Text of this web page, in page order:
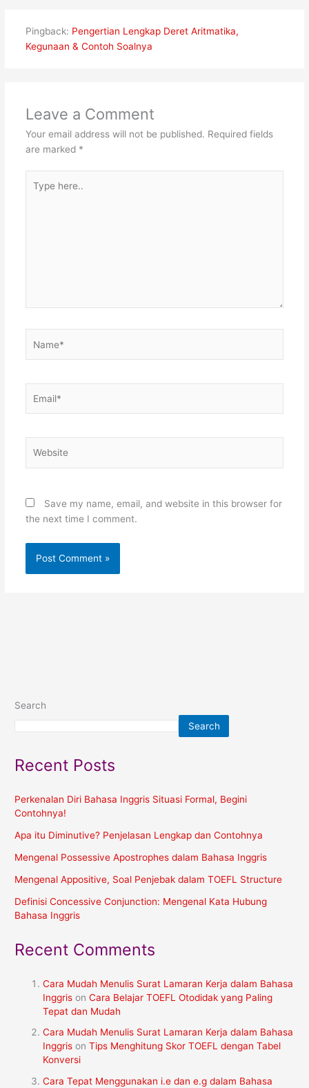
Pingback: Pengertian Lengkap Deret Aritmatika,
Kegunaan & Contoh Soalnya
Leave a Comment
Your email address will not be published. Required fields
are marked *
here..
Save my name, email, and website in this browser for
the next time I comment.
Search
Search
Recent Posts
Perkenalan Diri Bahasa Inggris Situasi Formal, Begini
Contohnya!
Apa itu Diminutive? Penjelasan Lengkap dan Contohnya
Mengenal Possessive Apostrophes dalam Bahasa Inggris
Mengenal Appositive, Soal Penjebak dalam TOEFL Structure
Definisi Concessive Conjunction: Mengenal Kata Hubung
Bahasa Inggris
Recent Comments
Cara Mudah Menulis Surat Lamaran Kerja dalam Bahasa
Inggris onCara Belajar TOEFL Otodidak yang Paling
Tepat dan Mudah
Cara Mudah Menulis Surat Lamaran Kerja dalam Bahasa
Inggris onTips Menghitung Skor TOEFL dengan Tabel
Konversi
Cara Tepat Menggunakan i.e dan e.g dalam Bahasa